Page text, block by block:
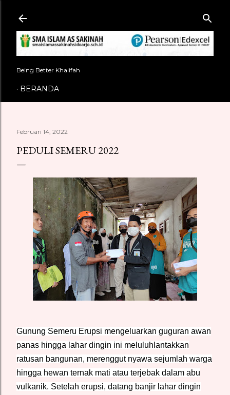
Being Better Khalifah
BERANDA
Februari 14, 2022
PEDULI SEMERU 2022
Gunung Semeru Erupsi mengeluarkan guguran awan
panas hingga lahar dingin ini meluluhlantakkan
ratusan bangunan, merenggut nyawa sejumlah warga
hingga hewan ternak mati atau terjebak dalam abu
vulkanik. Setelah erupsi, datang banjir lahar dingin